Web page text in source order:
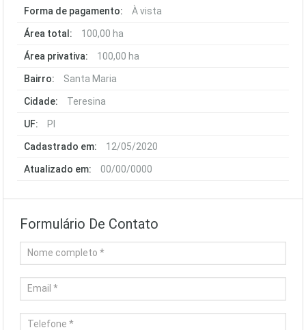
Forma de pagamento: À vista
Área total: 100,00 ha
Área privativa: 100,00 ha
Bairro: Santa Maria
Cidade: Teresina
UF: PI
Cadastrado em: 12/05/2020
Atualizado em: 00/00/0000
Formulário De Contato